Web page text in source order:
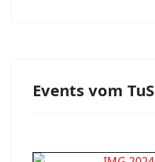
Events vom TuS